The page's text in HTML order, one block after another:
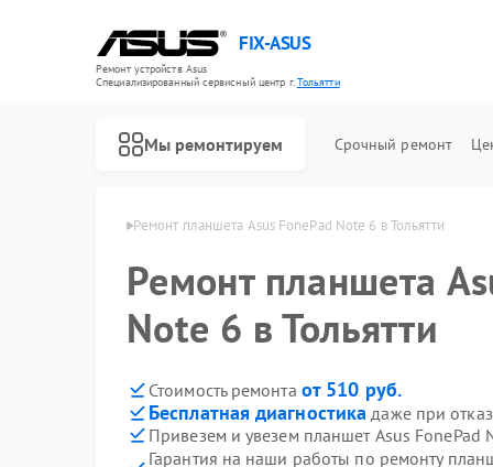
FIX-ASUS
Ремонт устройств Asus
Специализированный cервисный центр г.Тольятти
Мы ремонтируем Срочный ремонт
Ремонт планшета Asus FonePad Note 6 в Тольятти
Ремонт планшета
Note 6 в Тольятти
Стоимость ремонта от 510 руб.
Бесплатная диагностика даже при
Привезем и увезем планшет Asus FonePad
Гарантия на наши работы по ремонту